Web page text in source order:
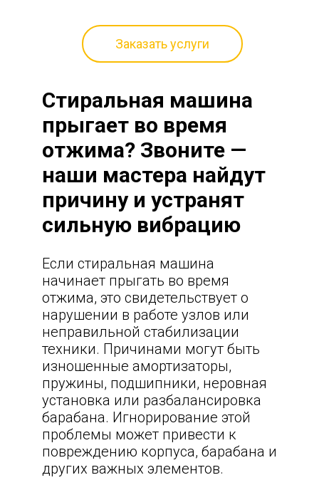
Заказать услуги
Стиральная машина
прыгает во время
отжима? Звоните —
наши мастера найдут
причину и устранят
сильную вибрацию
Если стиральная машина
начинает прыгать во время
отжима, это свидетельствует о
нарушении в работе узлов или
неправильной стабилизации
техники. Причинами могут быть
изношенные амортизаторы,
пружины, подшипники, неровная
установка или разбалансировка
барабана. Игнорирование этой
проблемы может привести к
повреждению корпуса, барабана и
других важных элементов.